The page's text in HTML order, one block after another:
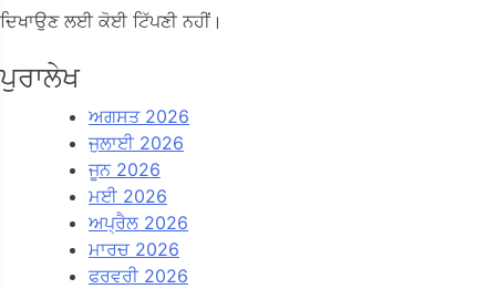
ਦਿਖਾਉਣ ਲਈ ਕੋਈ ਟਿੱਪਣੀ ਨਹੀਂ।
ਪੁਰਾਲੇਖ
ਅਗਸਤ 2026
ਜੁਲਾਈ 2026
ਜੂਨ 2026
ਮਈ 2026
ਅਪ੍ਰੈਲ 2026
ਮਾਰਚ 2026
ਫਰਵਰੀ 2026